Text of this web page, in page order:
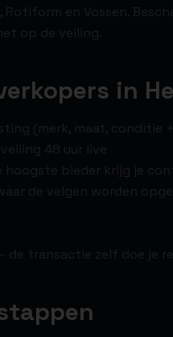
Rotiform en Vossen.
op de veiling.
in
(merk, maat, conditie
48 uur live
hoogste bieder krijg je
de velgen worden
transactie zelf doe je